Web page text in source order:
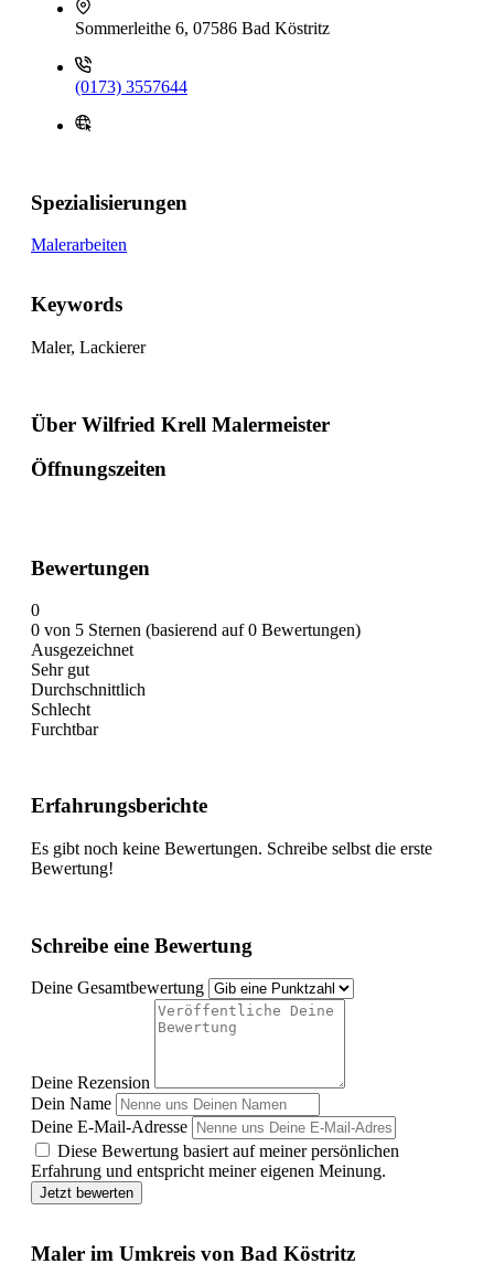
Sommerleithe 6, 07586 Bad Köstritz
(0173) 3557644
Spezialisierungen
Malerarbeiten
Keywords
Maler, Lackierer
Über Wilfried Krell Malermeister
Öffnungszeiten
Bewertungen
0
0 von 5 Sternen (basierend auf 0 Bewertungen)
Ausgezeichnet
Sehr gut
Durchschnittlich
Schlecht
Furchtbar
Erfahrungsberichte
Es gibt noch keine Bewertungen. Schreibe selbst die erste
Bewertung!
Schreibe eine Bewertung
Deine Gesamtbewertung
Deine Rezension
Dein Name
Deine E-Mail-Adresse
Diese Bewertung basiert auf meiner persönlichen
Erfahrung und entspricht meiner eigenen Meinung.
Jetzt bewerten
Maler im Umkreis von Bad Köstritz